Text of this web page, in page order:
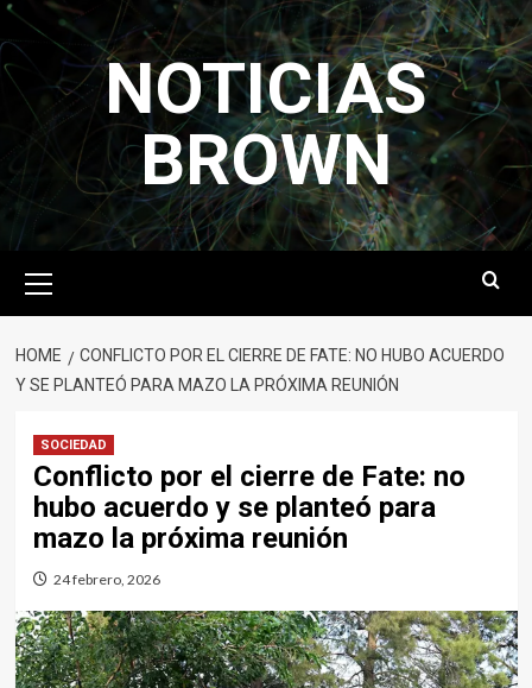
Skip
to
content
NOTICIAS
BROWN
Menu
HOME
CONFLICTO POR EL CIERRE DE FATE: NO HUBO ACUERDO
Y SE PLANTEÓ PARA MAZO LA PRÓXIMA REUNIÓN
SOCIEDAD
Conflicto por el cierre de Fate: no
hubo acuerdo y se planteó para
mazo la próxima reunión
24 febrero, 2026